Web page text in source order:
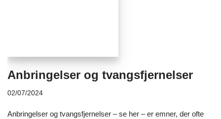
Anbringelser og tvangsfjernelser
02/07/2024
Anbringelser og tvangsfjernelser – se her – er emner, der ofte